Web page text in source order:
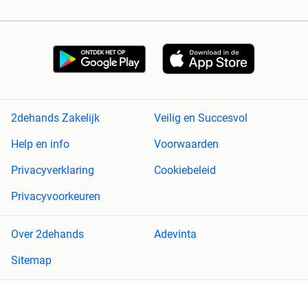
2dehands Zakelijk
Veilig en Succesvol
Help en info
Voorwaarden
Privacyverklaring
Cookiebeleid
Privacyvoorkeuren
Over 2dehands
Adevinta
Sitemap